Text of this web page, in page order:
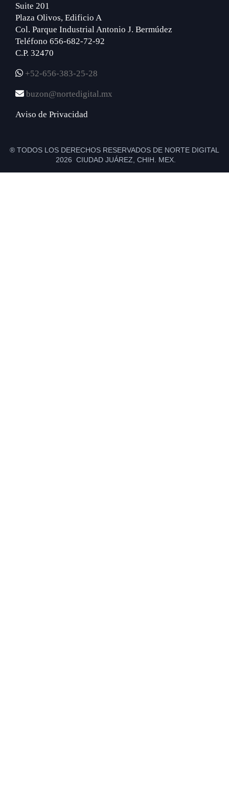
Suite 201
Plaza Olivos, Edificio A
Col. Parque Industrial Antonio J. Bermúdez
Teléfono 656-682-72-92
C.P. 32470
+52-656-383-25-28
buzon@nortedigital.mx
Aviso de Privacidad
® TODOS LOS DERECHOS RESERVADOS DE NORTE DIGITAL
2026 CIUDAD JUÁREZ, CHIH. MEX.